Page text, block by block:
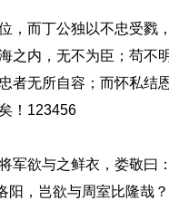
而丁公独以不忠受戮
之内，无不为臣；苟不
者无所自容；而怀私结
！123456
欲与之鲜衣，娄敬曰
，岂欲与周室比隆哉